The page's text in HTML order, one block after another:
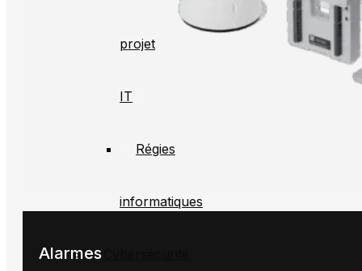
projet
IT
Régies
informatiques
Alarmes